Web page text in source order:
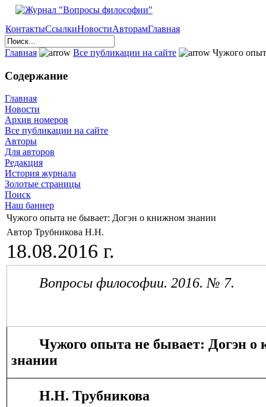
КонтактыСсылкиНовостиАвторамГлавная
Главная Все публикации на сайте Чужого
Содержание
Главная
Новости
Архив номеров
Все публикации на сайте
Авторы
Для авторов
Редакция
История журнала
Золотые страницы
Поиск
Наш баннер
Чужого опыта не бывает: Догэн о книжном знании
Автор Трубникова Н.Н.
18.08.2016 г.
Вопросы философии. 2016. № 7.
Чужого опыта не бывает: Догэн о
знании
Н.Н. Трубникова